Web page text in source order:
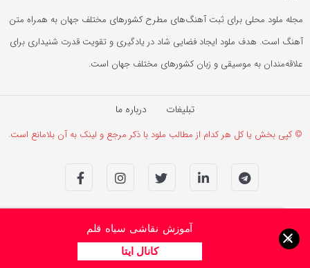
مجله ملود محلی برای ثبت آهنگ‌های مطرح کشورهای مختلف جهان به همراه متن
آهنگ است. هدف ملود ایجاد فضایی شاد در یادگیری و تقویت قدرت شنیداری برای
علاقه‌مندان به موسیقی و زبان کشورهای مختلف جهان است.
تبلیغات درباره ما
© کپی بخش یا کل هر کدام از مطالب ملود با ذکر مرجع و لینک به آن بلامانع است.
آموزش نقاشی سیاه قلم
کانال ایتا
×